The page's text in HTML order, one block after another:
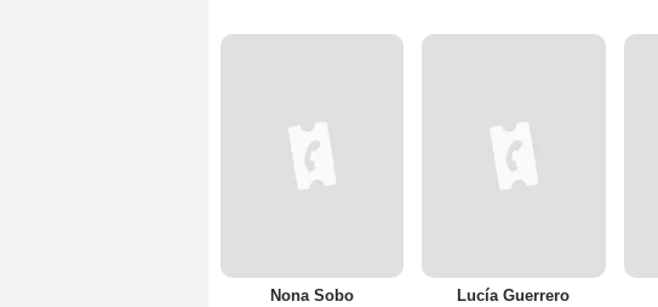
Nona Sobo Lucía Guerrero